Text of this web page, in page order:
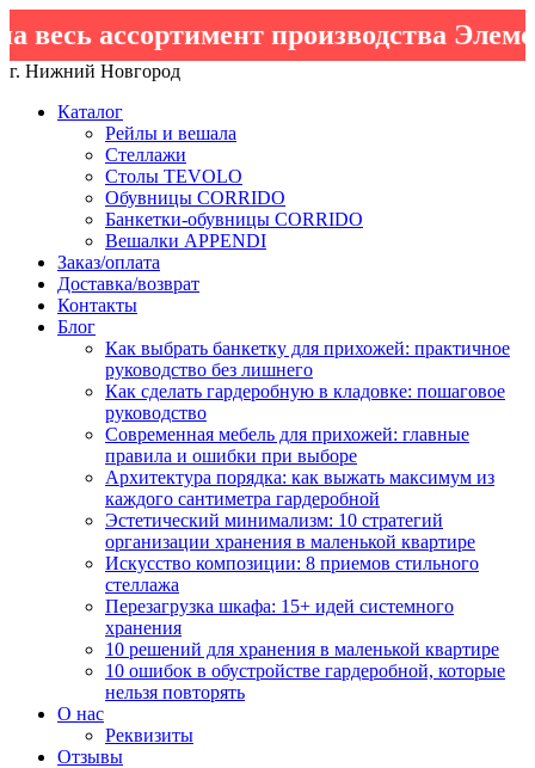
ассортимент производства
г. Нижний Новгород
Каталог
Рейлы и вешала
Стеллажи
Столы TEVOLO
Обувницы CORRIDO
Банкетки-обувницы CORRIDO
Вешалки APPENDI
Заказ/оплата
Доставка/возврат
Контакты
Блог
Как выбрать банкетку для прихожей: практичное
руководство без лишнего
Как сделать гардеробную в кладовке: пошаговое
руководство
Современная мебель для прихожей: главные
правила и ошибки при выборе
Архитектура порядка: как выжать максимум из
каждого сантиметра гардеробной
Эстетический минимализм: 10 стратегий
организации хранения в маленькой квартире
Искусство композиции: 8 приемов стильного
стеллажа
Перезагрузка шкафа: 15+ идей системного
хранения
10 решений для хранения в маленькой квартире
10 ошибок в обустройстве гардеробной, которые
нельзя повторять
О нас
Реквизиты
Отзывы